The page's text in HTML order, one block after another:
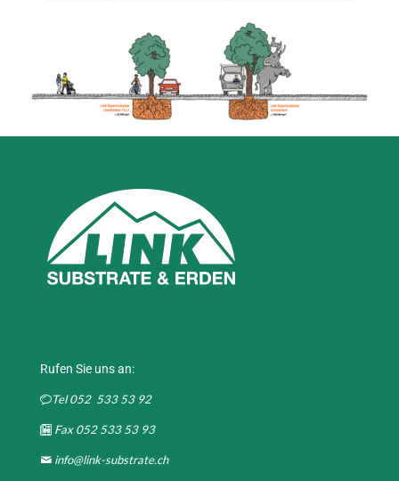
Rufen Sie uns an:
Tel 052 533 53 92
Fax 052 533 53 93
info@link-substrate.ch